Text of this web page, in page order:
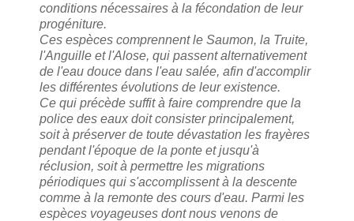
conditions nécessaires à la fécondation de leur
progéniture.
Ces espèces comprennent le Saumon, la Truite,
l'Anguille et l'Alose, qui passent alternativement
de l'eau douce dans l'eau salée, afin d'accomplir
les différentes évolutions de leur existence.
Ce qui précède suffit à faire comprendre que la
police des eaux doit consister principalement,
soit à préserver de toute dévastation les frayères
pendant l'époque de la ponte et jusqu'à
réclusion, soit à permettre les migrations
périodiques qui s'accomplissent à la descente
comme à la remonte des cours d'eau. Parmi les
espèces voyageuses dont nous venons de